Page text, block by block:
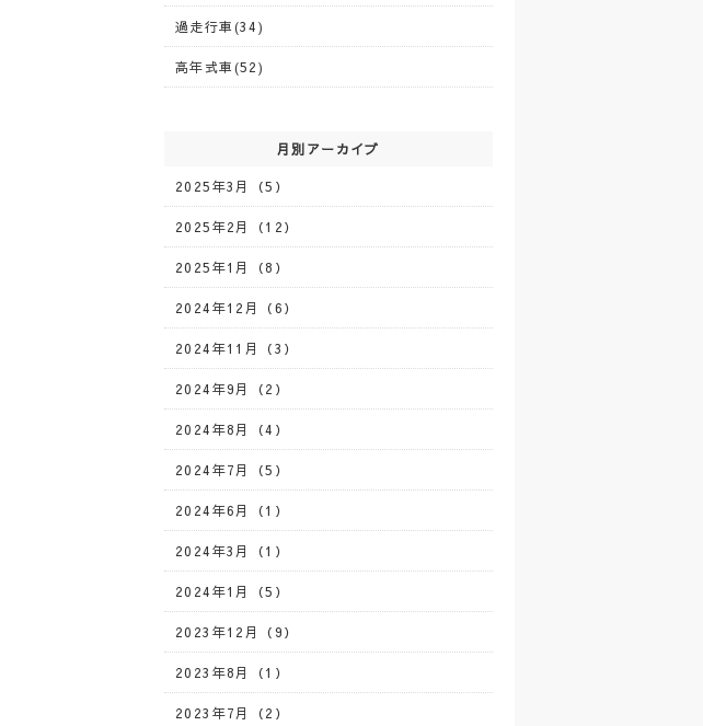
過走行車(34)
高年式車(52)
月別アーカイブ
2025年3月（5）
2025年2月（12）
2025年1月（8）
2024年12月（6）
2024年11月（3）
2024年9月（2）
2024年8月（4）
2024年7月（5）
2024年6月（1）
2024年3月（1）
2024年1月（5）
2023年12月（9）
2023年8月（1）
2023年7月（2）